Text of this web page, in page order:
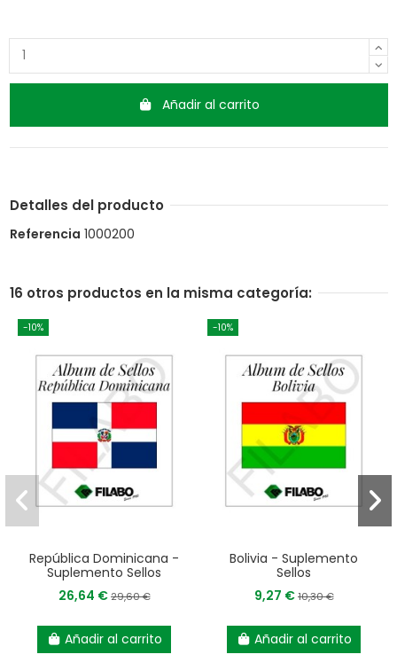
Añadir al carrito
Detalles del producto
Referencia 1000200
16 otros productos en la misma categoría:
-10%
República Dominicana -
Suplemento Sellos
26,64 €29,60 €
Añadir al carrito
-10%
Bolivia - Suplemento
Sellos
9,27 €10,30 €
Añadir al carrito